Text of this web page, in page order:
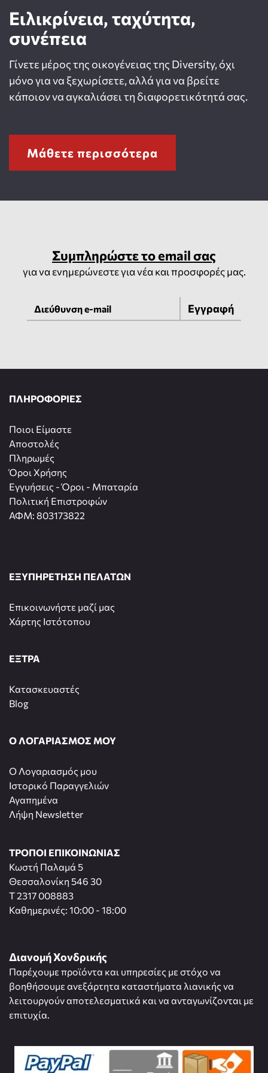
Ειλικρίνεια, ταχύτητα,
συνέπεια
Γίνετε μέρος της οικογένειας της Diversity, όχι
μόνο για να ξεχωρίσετε, αλλά για να βρείτε
κάποιον να αγκαλιάσει τη διαφορετικότητά σας.
Μάθετε περισσότερα
Συμπληρώστε το email σας
για να ενημερώνεστε για νέα και προσφορές μας.
Εγγραφή
ΠΛΗΡΟΦΟΡΙΕΣ
Ποιοι Είμαστε
Αποστολές
Πληρωμές
Όροι Χρήσης
Εγγυήσεις - Όροι - Μπαταρία
Πολιτική Επιστροφών
ΑΦΜ: 803173822
ΕΞΥΠΗΡΕΤΗΣΗ ΠΕΛΑΤΩΝ
Επικοινωνήστε μαζί μας
Χάρτης Ιστότοπου
ΕΞΤΡΑ
Κατασκευαστές
Blog
Ο ΛΟΓΑΡΙΑΣΜΟΣ ΜΟΥ
O Λογαριασμός μου
Ιστορικό Παραγγελιών
Αγαπημένα
Λήψη Newsletter
ΤΡΟΠΟΙ ΕΠΙΚΟΙΝΩΝΙΑΣ
Κωστή Παλαμά 5
Θεσσαλονίκη 546 30
T 2317 008883
Καθημερινές: 10:00 - 18:00
Διανομή Χονδρικής
Παρέχουμε προϊόντα και υπηρεσίες με στόχο να
βοηθήσουμε ανεξάρτητα καταστήματα λιανικής να
λειτουργούν αποτελεσματικά και να ανταγωνίζονται με
επιτυχία.